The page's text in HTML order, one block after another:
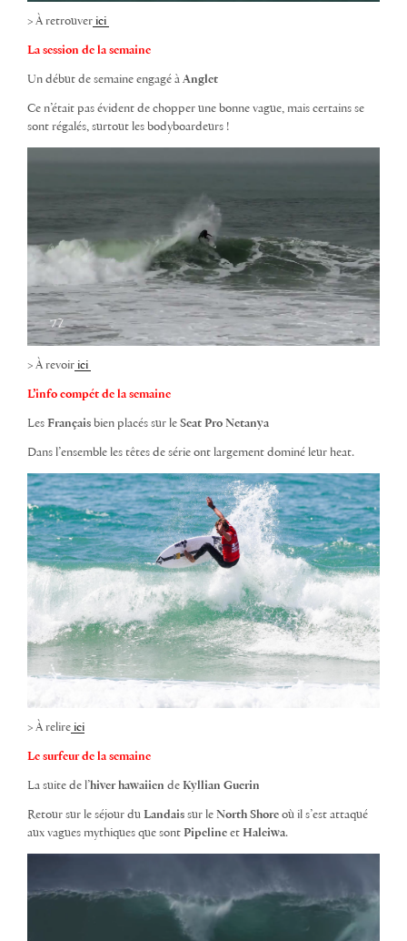
> À retrouver ici
La session de la semaine
Un début de semaine engagé à Anglet
Ce n’était pas évident de chopper une bonne vague, mais certains se
sont régalés, surtout les bodyboardeurs !
> À revoir ici
L’info compét de la semaine
Les Français bien placés sur le Seat Pro Netanya
Dans l’ensemble les têtes de série ont largement dominé leur heat.
> À relire ici
Le surfeur de la semaine
La suite de l’hiver hawaiien de Kyllian Guerin
Retour sur le séjour du Landais sur le North Shore où il s’est attaqué
aux vagues mythiques que sont Pipeline et Haleiwa.